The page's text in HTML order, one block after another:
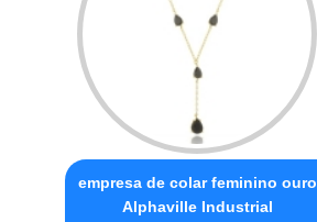
empresa de colar feminino ouro
Alphaville Industrial